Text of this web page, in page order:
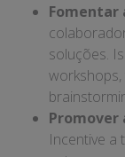
Fomentar
soluções.
Promover
Incentive a